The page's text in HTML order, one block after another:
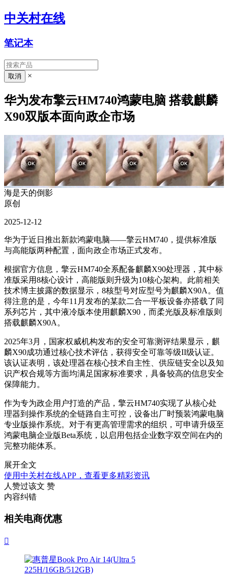
中关村在线
笔记本
×
华为发布擎云HM740鸿蒙电脑 搭载麒麟
X90双版本面向政企市场
海是天的倒影
原创
2025-12-12
华为于近日推出新款鸿蒙电脑——擎云HM740，提供标准版
与高能版两种配置，面向政企市场正式发布。
根据官方信息，擎云HM740全系配备麒麟X90处理器，其中标
准版采用8核心设计，高能版则升级为10核心架构。此前相关
技术博主披露的数据显示，8核型号对应型号为麒麟X90A。值
得注意的是，今年11月发布的某款二合一平板设备亦搭载了同
系列芯片，其中液冷版本使用麒麟X90，而柔光版及标准版则
搭载麒麟X90A。
2025年3月，国家权威机构发布的安全可靠测评结果显示，麒
麟X90成功通过核心技术评估，获得安全可靠等级II级认证。
该认证表明，该处理器在核心技术自主性、供应链安全以及知
识产权合规等方面均满足国家标准要求，具备较高的信息安全
保障能力。
作为专为政企用户打造的产品，擎云HM740实现了从核心处
理器到操作系统的全链路自主可控，设备出厂时预装鸿蒙电脑
专业版操作系统。对于有更高管理需求的组织，可申请升级至
鸿蒙电脑企业版Beta系统，以启用包括企业数字双空间在内的
完整功能体系。
展开全文
使用中关村在线APP，查看更多精彩资讯
人赞过该文 赞
内容纠错
相关电商优惠
